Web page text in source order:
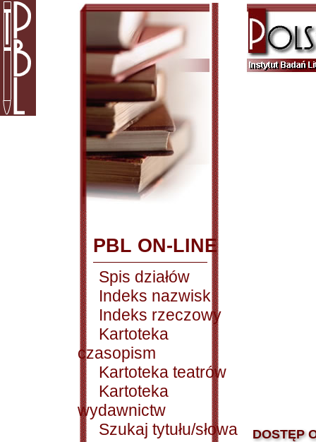
PBL ON-LINE
Spis działów
Indeks nazwisk
Indeks rzeczowy
Kartoteka
czasopism
Kartoteka teatrów
Kartoteka
wydawnictw
Szukaj tytułu/słowa
DOSTĘP